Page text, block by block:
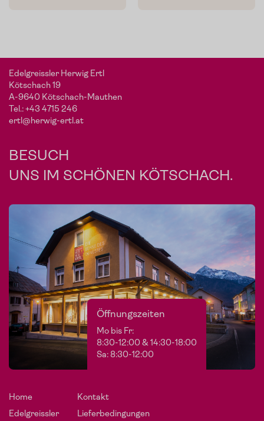
Edelgreissler Herwig Ertl
Kötschach 19
A-9640 Kötschach-Mauthen
Tel.:+43 4715 246
ertl@herwig-ertl.at
BESUCH
UNS IM SCHÖNEN KÖTSCHACH.
Öffnungszeiten
Mo bis Fr:
8:30-12:00 & 14:30-18:00
Sa: 8:30-12:00
Home
Edelgreissler
Kontakt
Lieferbedingungen
Carlo
Die Pomodorini und das Tomaten-Olivenöl zum Verfeinern
von Pasta, Fisch oder Grillgemüse.